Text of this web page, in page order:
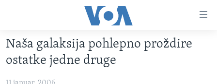
glavni
sadržaj
na
TV PROGRAM
Naša galaksija pohlepno proždire
ostatke jedne druge